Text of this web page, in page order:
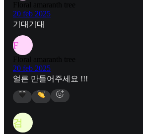
Floral amaranth tree
20 feb 2025
기대기대
F
Floral amaranth tree
20 feb 2025
얼른 만들어주세요 !!!
검